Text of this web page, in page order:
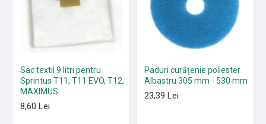
Sac textil 9 litri pentru
Sprintus T11, T11 EVO, T12,
MAXIMUS
8,60 Lei
Paduri curățenie poliester
Albastru 305 mm - 530 mm
23,39 Lei